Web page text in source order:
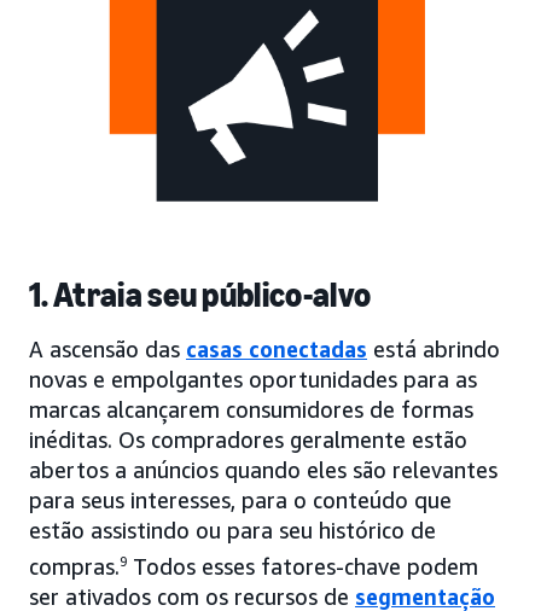
1. Atraia seu público-alvo
A ascensão das casas conectadas está abrindo
novas e empolgantes oportunidades para as
marcas alcançarem consumidores de formas
inéditas. Os compradores geralmente estão
abertos a anúncios quando eles são relevantes
para seus interesses, para o conteúdo que
estão assistindo ou para seu histórico de
compras.9 Todos esses fatores-chave podem
ser ativados com os recursos de segmentação